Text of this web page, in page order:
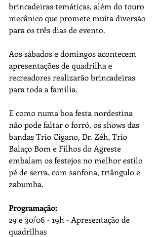
brincadeiras temáticas, além do touro
mecânico que promete muita diversão
para os três dias de evento.
Aos sábados e domingos acontecem
apresentações de quadrilha e
recreadores realizarão brincadeiras
para toda a família.
E como numa boa festa nordestina
não pode faltar o forró, os shows das
bandas Trio Cigano, Dr. Zéh, Trio
Balaço Bom e Filhos do Agreste
embalam os festejos no melhor estilo
pé de serra, com sanfona, triângulo e
zabumba.
Programação:
29 e 30/06 - 19h - Apresentação de
quadrilhas